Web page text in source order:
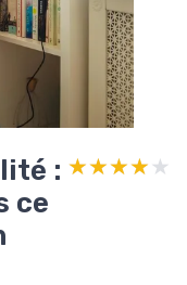
:
ce
★★★★★
★★★★★